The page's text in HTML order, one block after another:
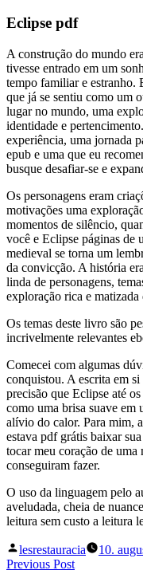
Eclipse pdf
A construção do mundo
tivesse entrado em um
tempo familiar e estranho.
que já se sentiu como um
lugar no mundo, uma
identidade e
experiência, uma jornada
epub e uma que eu
busque desafiar-se e
Os personagens eram
motivações uma
momentos de silêncio,
você e Eclipse páginas de
medieval se torna um
da convicção. A história
linda de personagens,
exploração rica e
Os temas deste livro são
incrivelmente relevantes
Comecei com algumas
conquistou. A escrita em
precisão que Eclipse até
como uma brisa suave em
alívio do calor. Para mim,
estava pdf grátis baixar
tocar meu coração de uma
conseguiram fazer.
O uso da linguagem pelo
aveludada, cheia de
leitura sem custo a leitura
Posted
by
lesrestauracia 10.
Previous PostPrevious